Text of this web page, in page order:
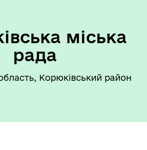
міська
рада
Корюківський район